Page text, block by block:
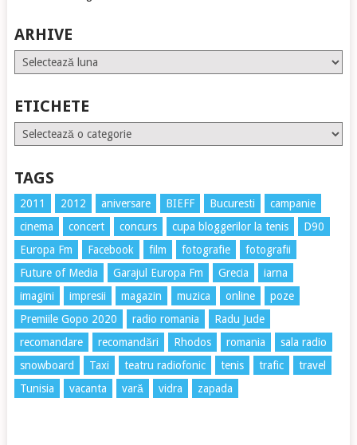
ARHIVE
Arhive
ETICHETE
Etichete
TAGS
2011 2012 aniversare BIEFF Bucuresti
campanie
cinema
concert concurs cupa bloggerilor la tenis
D90
Europa Fm
Facebook film fotografie
fotografii
Future of Media
Garajul Europa Fm Grecia
iarna
imagini
impresii magazin muzica online
poze
Premiile Gopo 2020
radio romania
Radu Jude
recomandare
recomandări Rhodos romania
sala radio
snowboard
Taxi teatru radiofonic tenis trafic
travel
Tunisia
vacanta vară vidra zapada